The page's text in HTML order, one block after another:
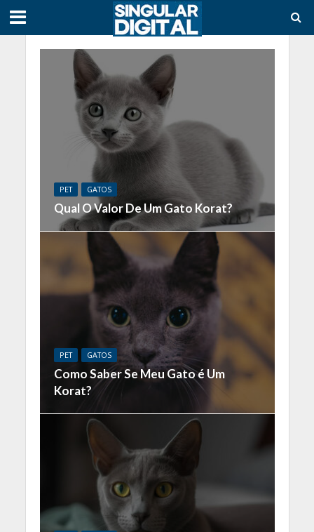
PET GATOS
Qual O Valor De Um Gato Korat?
PET GATOS
Como Saber Se Meu Gato é Um
Korat?